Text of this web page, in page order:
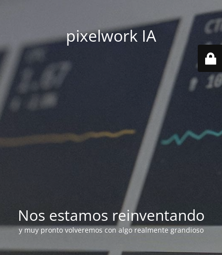
pixelwork IA
Nos estamos reinventando
y muy pronto volveremos con algo realmente grandioso